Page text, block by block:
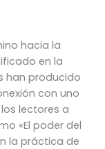
hacia la
en la
han producido
con uno
lectores a
«El poder del
la práctica de